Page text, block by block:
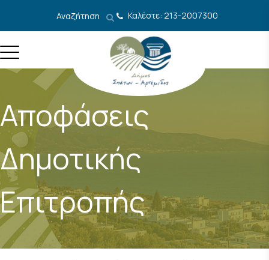
Αναζήτηση Καλέστε: 213-2007300
Αποφάσεις
Δημοτικής
Επιτροπής